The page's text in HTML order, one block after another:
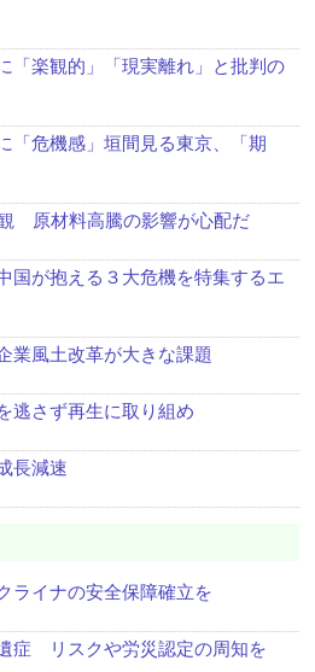
「楽観的」「現実離れ」と批判の
「危機感」垣間見る東京、「期
観 原材料高騰の影響が心配だ
国が抱える３大危機を特集するエ
業風土改革が大きな課題
逃さず再生に取り組め
長減速
ライナの安全保障確立を
症 リスクや労災認定の周知を